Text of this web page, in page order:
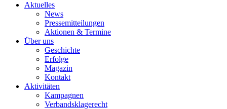
Aktuelles
News
Pressemitteilungen
Aktionen & Termine
Über uns
Geschichte
Erfolge
Magazin
Kontakt
Aktivitäten
Kampagnen
Verbandsklagerecht